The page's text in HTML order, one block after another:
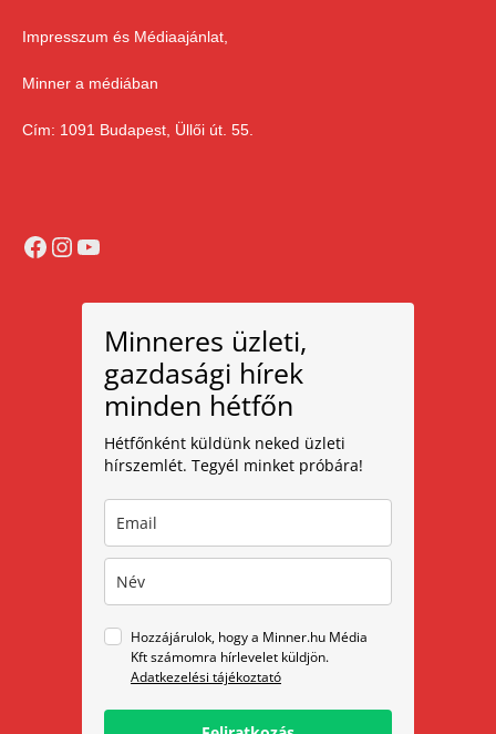
Impresszum és Médiaajánlat,
Minner a médiában
Cím: 1091 Budapest, Üllői út. 55.
Facebook
Instagram
YouTube
Minneres üzleti,
gazdasági hírek
minden hétfőn
Hétfőnként küldünk neked üzleti
hírszemlét. Tegyél minket próbára!
Hozzájárulok, hogy a Minner.hu Média
Kft számomra hírlevelet küldjön.
Adatkezelési tájékoztató